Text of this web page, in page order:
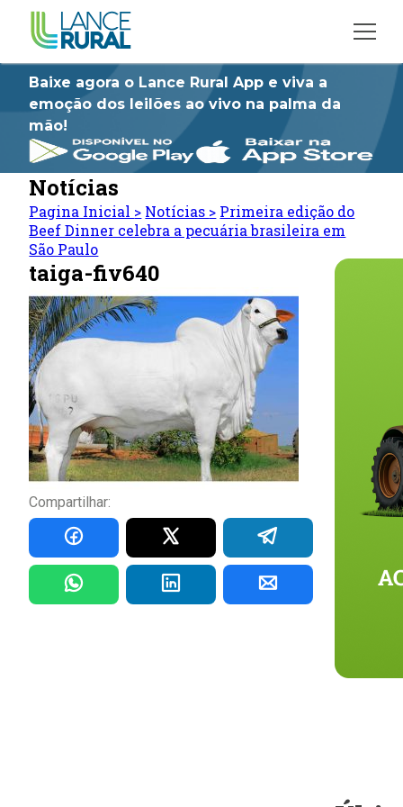
Baixe agora o Lance Rural App e viva a
emoção dos leilões ao vivo na palma da
mão!
Notícias
Pagina Inicial > Notícias > Primeira edição do
Beef Dinner celebra a pecuária brasileira em
São Paulo
taiga-fiv640
Compartilhar: